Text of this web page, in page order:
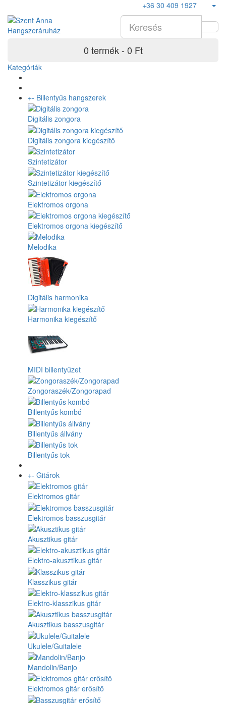
+36 30 409 1927
0 termék - 0 Ft
Kategóriák
+- Billentyűs hangszerek
Digitális zongora
Digitális zongora kiegészítő
Szintetizátor
Szintetizátor kiegészítő
Elektromos orgona
Elektromos orgona kiegészítő
Melodika
Digitális harmonika
Harmonika kiegészítő
MIDI billentyűzet
Zongoraszék/Zongorapad
Billentyűs kombó
Billentyűs állvány
Billentyűs tok
+- Gitárok
Elektromos gitár
Elektromos basszusgitár
Akusztikus gitár
Elektro-akusztikus gitár
Klasszikus gitár
Elektro-klasszikus gitár
Akusztikus basszusgitár
Ukulele/Guitalele
Mandolin/Banjo
Elektromos gitár erősítő